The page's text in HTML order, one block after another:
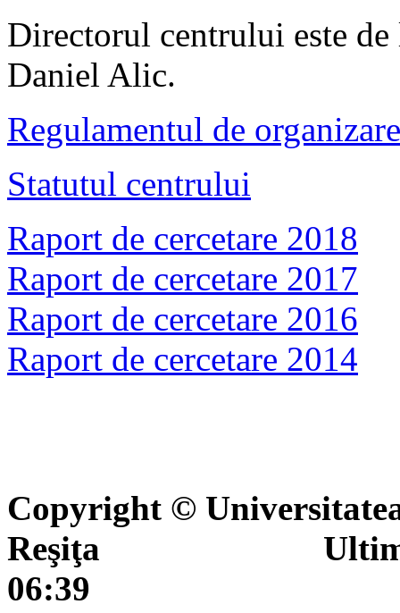
Directorul centrului este
Daniel Alic.
Regulamentul de
Statutul centrului
Raport de cercetare 2018
Raport de cercetare 2017
Raport de cercetare 2016
Raport de cercetare 2014
Copyright ©
Reşiţa Ultima
06:39